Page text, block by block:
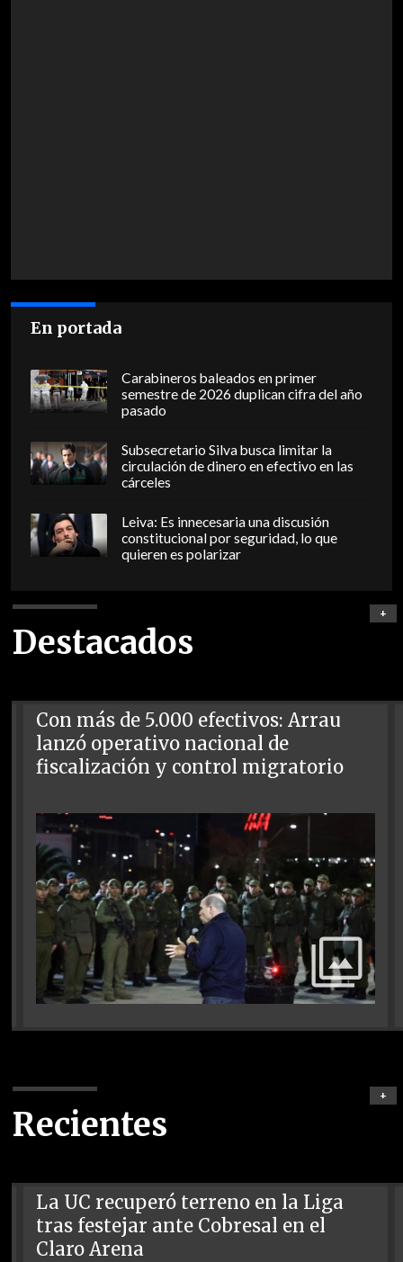
En portada
Carabineros baleados en primer
semestre de 2026 duplican cifra del año
pasado
Subsecretario Silva busca limitar la
circulación de dinero en efectivo en las
cárceles
Leiva: Es innecesaria una discusión
constitucional por seguridad, lo que
quieren es polarizar
Destacados
+
Con más de 5.000 efectivos: Arrau
lanzó operativo nacional de
fiscalización y control migratorio
Recientes
+
La UC recuperó terreno en la Liga
tras festejar ante Cobresal en el
Claro Arena